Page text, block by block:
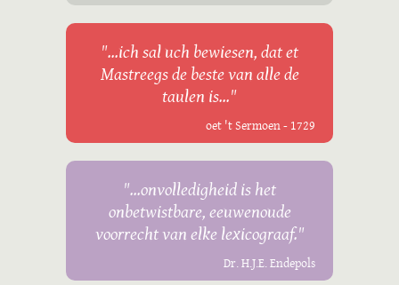
"...ich sal uch bewiesen, dat et
Mastreegs de beste van alle de
taulen is..."
oet 't Sermoen - 1729
"...onvolledigheid is het
onbetwistbare, eeuwenoude
voorrecht van elke lexicograaf."
Dr. H.J.E. Endepols